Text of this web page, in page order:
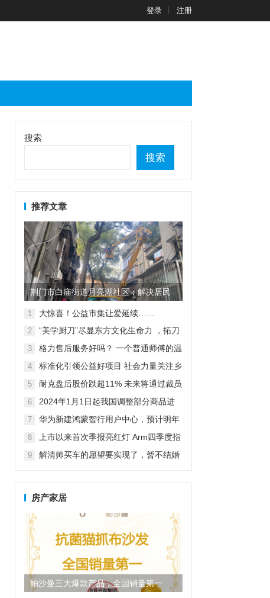
登录 注册
搜索
搜索
推荐文章
荆门市白庙街道月亮湖社区：解决居民
烦心事 提升居民生活环境
1 大惊喜！公益市集让爱延续……
2
“美学厨刀”尽显东方文化生命力 ，拓刀
3
格力售后服务好吗？ 一个普通师傅的温
4
标准化引领公益好项目 社会力量关注乡
5
耐克盘后股价跌超11% 未来将通过裁员
6
2024年1月1日起我国调整部分商品进
7
华为新建鸿蒙智行用户中心，预计明年
8
上市以来首次季报亮红灯 Arm四季度指
9
解清帅买车的愿望要实现了，暂不结婚
房产家居
帕沙曼三大爆款产品，全国销量第一